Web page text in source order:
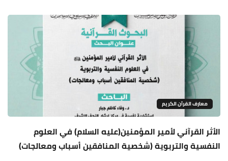
معارف القرآن الكريم
الأثر القرآني لأمير المؤمنين(عليه السلام) في العلوم
النفسية والتربوية (شخصية المنافقين أسباب ومعالجات)